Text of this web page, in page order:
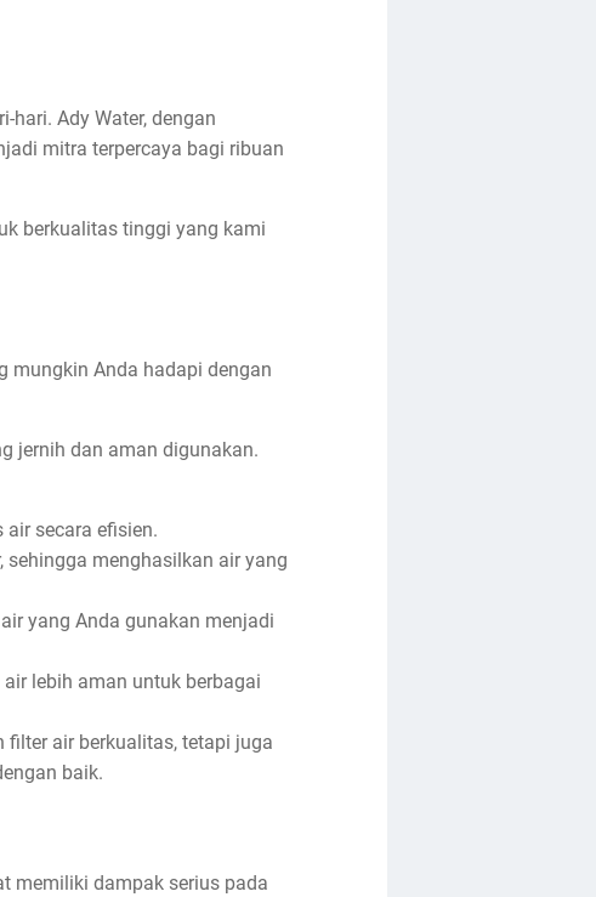
hari. Ady Water, dengan
mitra terpercaya bagi ribuan
berkualitas tinggi yang kami
mungkin Anda hadapi dengan
jernih dan aman digunakan.
secara efisien.
menghasilkan air yang
yang Anda gunakan menjadi
lebih aman untuk berbagai
filter air berkualitas, tetapi juga
baik.
memiliki dampak serius pada